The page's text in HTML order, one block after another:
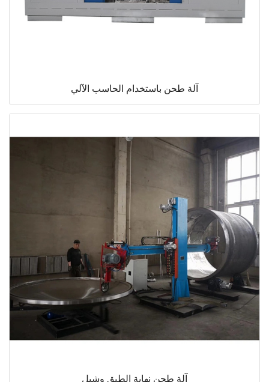
آلة طحن باستخدام الحاسب الآلي
آلة طحن نهاية الطبق وشيل